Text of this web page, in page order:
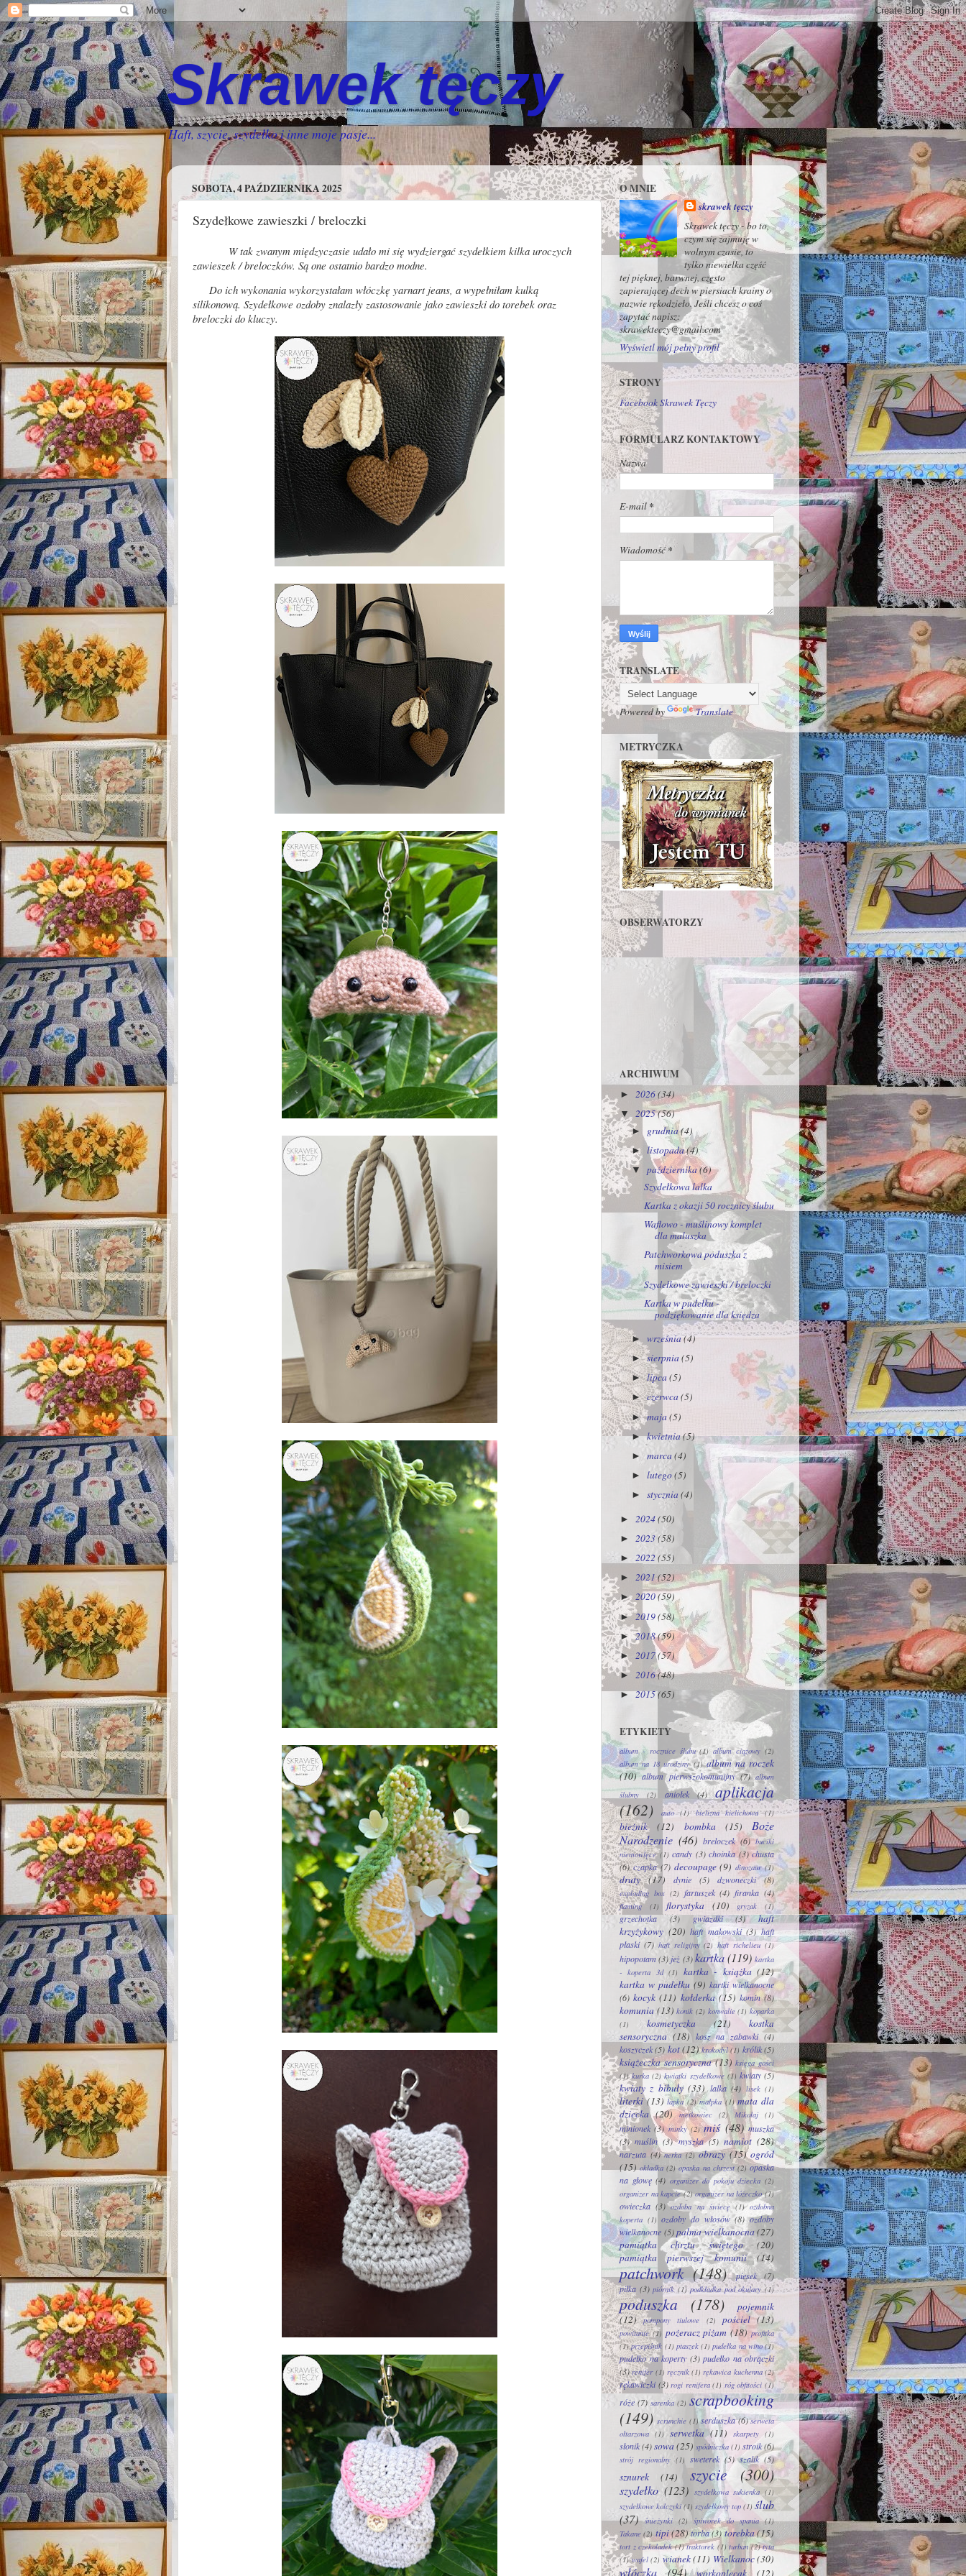
Skrawek tęczy
Haft, szycie, szydełko i inne moje pasje...
SOBOTA, 4 PAŹDZIERNIKA 2025
Szydełkowe zawieszki / breloczki
W tak zwanym międzyczasie udało mi się wydziergać szydełkiem kilka uroczych
zawieszek / breloczków. Są one ostatnio bardzo modne.
Do ich wykonania wykorzystałam włóczkę yarnart jeans, a wypełniłam kulką
silikonową. Szydełkowe ozdoby znalazły zastosowanie jako zawieszki do torebek oraz
breloczki do kluczy.
O MNIE
skrawek tęczy
Skrawek tęczy - bo to,
czym się zajmuję w
wolnym czasie, to
tylko niewielka część
tej pięknej, barwnej, często
zapierającej dech w piersiach krainy o
nazwie rękodzieło. Jeśli chcesz o coś
zapytać napisz:
skrawekteczy@gmail.com
Wyświetl mój pełny profil
STRONY
Facebook Skrawek Tęczy
FORMULARZ KONTAKTOWY
Nazwa
E-mail *
Wiadomość*
TRANSLATE
Powered by Translate
METRYCZKA
OBSERWATORZY
ARCHIWUM
► 2026(34)
▼ 2025(56)
► grudnia(4)
►listopada(4)
▼października(6)
Szydełkowa lalka
Kartka z okazji 50 rocznicy ślubu
Waflowo - muślinowy komplet
dla maluszka
Patchworkowa poduszka z
misiem
Szydełkowe zawieszki / breloczki
Kartka w pudełku -
podziękowanie dla księdza
►września(4)
►sierpnia(5)
►lipca(5)
►czerwca(5)
►maja(5)
►kwietnia(5)
►marca(4)
►lutego(5)
►stycznia(4)
► 2024(50)
► 2023(58)
► 2022 (55)
► 2021(52)
► 2020(59)
►2019(58)
►2018(59)
► 2017(57)
► 2016(48)
►2015(65)
ETYKIETY
album - rocznice ślubu (1) album ciążowy (2)
album na 18 urodziny (1) album na roczek
(10) album pierwszokomunijny (7) album
ślubny
(2) aniołek (4)
aplikacja
(162)
auto (1) bielizna kielichowa (1)
bieżnik (12) bombka (15)
Boże
Narodzenie (46) breloczek (6) buciki
niemowlęce (1) candy (3) choinka (3) chusta
(6) czapka (7) decoupage (9) dinozaur (1)
druty (17) dynie (5) dzwoneczki (8)
exploding box (2) fartuszek (4) firanka (4)
flaming (1) florystyka (10) gryzak (1)
grzechotka (3) gwiazdki (3)
haft
krzyżykowy (20) haft makowski (3) haft
płaski (7) haft religijny (2) haft richelieu (1)
hipopotam(3) jeż (3) kartka (119) kartka
- koperta 3d (1) kartka - książka (12)
kartka w pudełku (9) kartki wielkanocne
(6) kocyk (11) kołderka (15) komin (8)
komunia (13) konik (2) konwalie (1) koparka
(1)
kosmetyczka (21)
kostka
sensoryczna (18) kosz na zabawki (4)
koszyczek (5) kot(12) krokodyl (1) królik (5)
książeczka sensoryczna (13) księga gości
(1) kurka (2) kwiatki szydełkowe (1) kwiaty (5)
kwiaty z bibuły (33) lalka (4) lisek (1)
literki (13) łapka (2) małpka (1) mata dla
dziecka (20) metkowiec (2) Mikołaj (1)
minionek (3) minky (2) miś (48) muszka
(3) muślin (3) myszka (5) namiot (28)
narzuta (4) nerka (2) obrazy (15) ogród
(15) okładka (2) opaska na chrzest (2) opaska
na głowę (4) organizer do pokoju dziecka (2)
organizer na kapcie (2) organizer na łóżeczko (1)
owieczka (3) ozdoba na świecę (1) ozdobna
koperta (1) ozdoby do włosów (8) ozdoby
wielkanocne (5) palma wielkanocna(27)
pamiątka chrztu świętego
(20)
pamiątka pierwszej komunii
(14)
patchwork (148) piesek
(7)
piłka (3) piórnik (1) podkładka pod okulary (1)
poduszka (178)
pojemnik
(12)
pompony tiulowe (2) pościel (13)
powitanie (1) pożeracz piżam (18) profitka
(1) przepiśnik (1) ptaszek (1) pudełka na wino (1)
pudełko na koperty (3) pudełko na obrączki
(3) renifer (1) ręcznik (1) rękawica kuchenna (2)
rękawiczki (3) rogi renifera (1) róg obfitości (1)
róże (7) sarenka (2) scrapbooking
(149) scrunchie (1) serduszka (6) serweta
ołtarzowa (1) serwetka (11) skarpety (1)
słonik(4)sowa(25) spódniczka (1) stroik(6)
strój regionalny (1) sweterek (5) szalik (5)
sznurek (14) szycie (300)
szydełko (123) szydełkowa sukienka (1)
szydełkowe kolczyki (1) szydełkowy top (1) ślub
(37) śnieżynki (2) śpiworek do spania (1)
Takane (2) tipi(28) torba (3) torebka(15)
tort z czekoladek (1) traktorek (1) turban (2) tyta
(1) wafel (2) wianek(11) Wielkanoc(30)
włóczka (94) workoplecak (12)